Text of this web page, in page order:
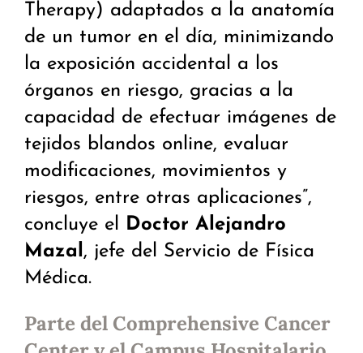
Therapy) adaptados a la anatomía
de un tumor en el día, minimizando
la exposición accidental a los
órganos en riesgo, gracias a la
capacidad de efectuar imágenes de
tejidos blandos online, evaluar
modificaciones, movimientos y
riesgos, entre otras aplicaciones”,
concluye el Doctor Alejandro
Mazal, jefe del Servicio de Física
Médica.
Parte del Comprehensive Cancer